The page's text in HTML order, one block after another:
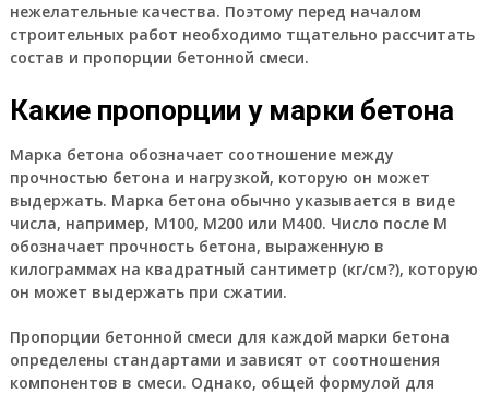
нежелательные качества. Поэтому перед началом
строительных работ необходимо тщательно рассчитать
состав и пропорции бетонной смеси.
Какие пропорции у марки бетона
Марка бетона обозначает соотношение между
прочностью бетона и нагрузкой, которую он может
выдержать. Марка бетона обычно указывается в виде
числа, например, М100, М200 или М400. Число после М
обозначает прочность бетона, выраженную в
килограммах на квадратный сантиметр (кг/см?), которую
он может выдержать при сжатии.
Пропорции бетонной смеси для каждой марки бетона
определены стандартами и зависят от соотношения
компонентов в смеси. Однако, общей формулой для